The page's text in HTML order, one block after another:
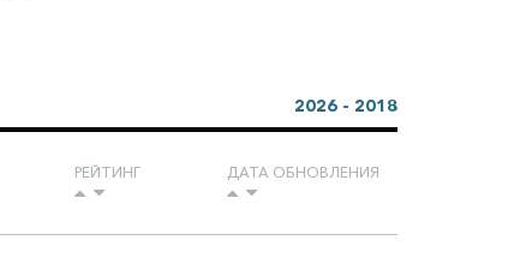
2026 - 2018
РЕЙТИНГ ДАТА ОБНОВЛЕНИЯ